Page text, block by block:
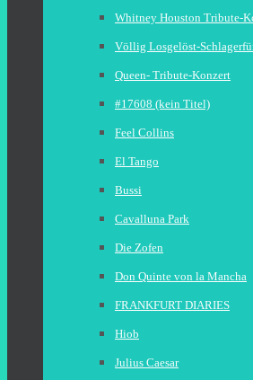
Whitney Houston Tribute-
Völlig Losgelöst-
Queen- Tribute-Konzert
#17608 (kein Titel)
Feel Collins
El Tango
Bussi
Cavalluna Park
Die Zofen
Don Quinte von la Mancha
FRANKFURT DIARIES
Hiob
Julius Caesar